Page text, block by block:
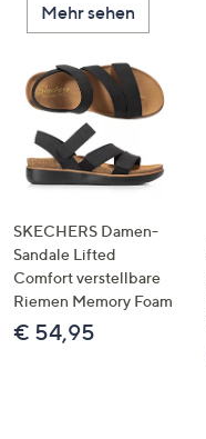
Mehr sehen
SKECHERS Damen-
Sandale Lifted
Comfort verstellbare
Riemen Memory Foam
€ 54,95